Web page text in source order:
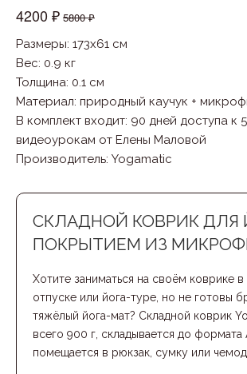
4200 ₽ 5800 ₽
Размеры: 173x61 см
Вес: 0.9 кг
Толщина: 0.1 см
Материал: природный каучук +
В комплект входит: 90 дней доступа к
видеоурокам от Елены Маловой
Производитель: Yogamatic
СКЛАДНОЙ КОВРИК ДЛЯ
ПОКРЫТИЕМ ИЗ
Хотите заниматься на своём коврике в
отпуске или йога-туре, но не готовы
тяжёлый йога-мат? Складной коврик
всего 900 г, складывается до формата
помещается в рюкзак, сумку или